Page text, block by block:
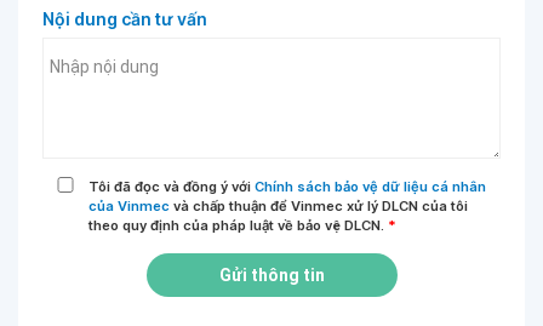
Nội dung cần tư vấn
Tôi đã đọc và đồng ý với Chính sách bảo vệ dữ liệu cá nhân
của Vinmec và chấp thuận để Vinmec xử lý DLCN của tôi
theo quy định của pháp luật về bảo vệ DLCN. *
Gửi thông tin